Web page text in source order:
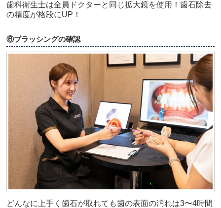
歯科衛生士は全員ドクターと同じ拡大鏡を使用！歯石除去
の精度が格段にUP！
⑥ブラッシングの確認
どんなに上手く歯石が取れても歯の表面の汚れは3〜4時間